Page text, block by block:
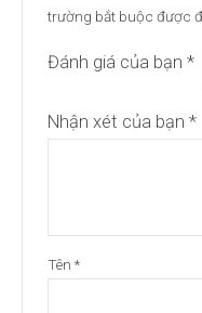
trường bắt buộc được
Đánh giá của bạn *
Nhận xét của bạn *
Tên *